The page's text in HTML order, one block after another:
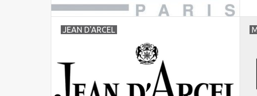
JEAN D'ARCEL